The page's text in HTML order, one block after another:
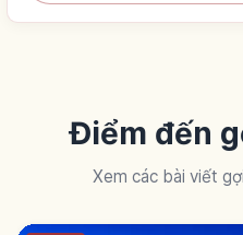
Điểm đến
Xem các bài viết